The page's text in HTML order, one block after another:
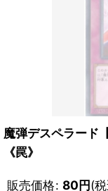
魔弾デスペラード
《罠》
販売価格: 80円(